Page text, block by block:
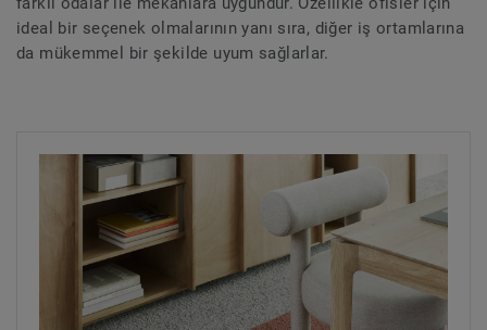
ideal bir seçenek olmalarının yanı sıra, diğer iş ortamlarına
da mükemmel bir şekilde uyum sağlarlar.